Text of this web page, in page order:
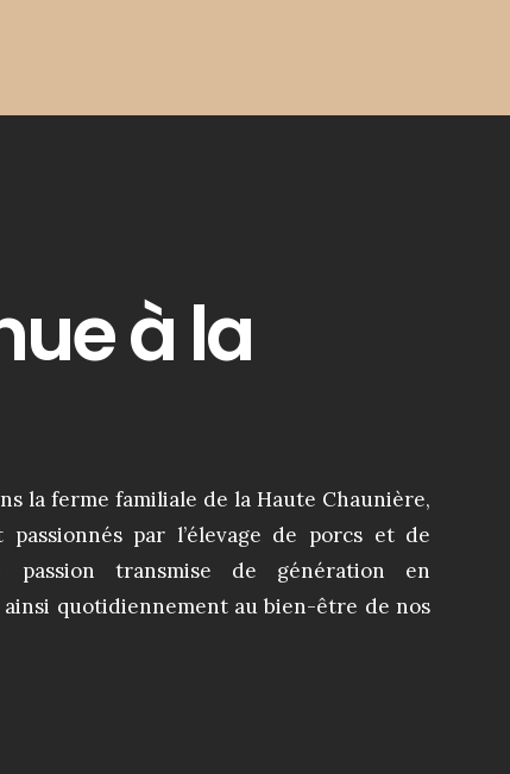
à la
la ferme familiale de la Haute Chaunière,
par l’élevage de porcs et de
passion transmise de génération en
quotidiennement au bien-être de nos